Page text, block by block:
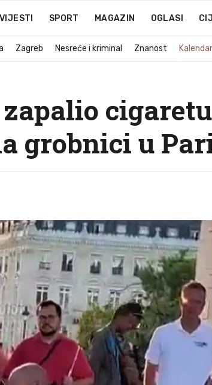
VIJESTI SPORT MAGAZIN OGLASI
Zagreb Nesreće i kriminal Znanost Kalendar
grobnici u